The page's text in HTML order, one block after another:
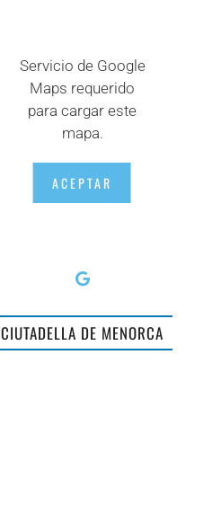
Servicio de Google
Maps requerido
para cargar este
mapa.
ACEPTAR
CIUTADELLA DE MENORCA